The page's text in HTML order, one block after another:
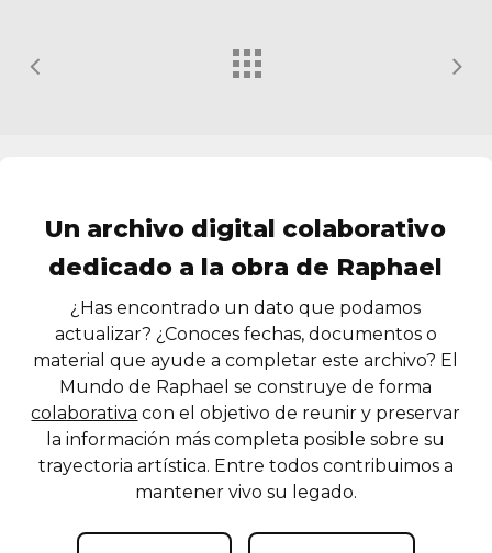
Un archivo digital colaborativo
dedicado a la obra de Raphael
¿Has encontrado un dato que podamos
actualizar? ¿Conoces fechas, documentos o
material que ayude a completar este archivo? El
Mundo de Raphael se construye de forma
colaborativa con el objetivo de reunir y preservar
la información más completa posible sobre su
trayectoria artística. Entre todos contribuimos a
mantener vivo su legado.